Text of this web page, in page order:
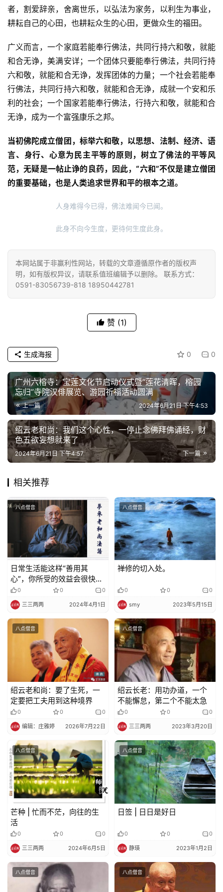
提
题
公
益
慈
善
佛
教
人
物
视
频
教
术
政
策
法
规
责
明
登录 注册
者，割爱辞亲，舍离世乐，以弘法为家务，以利生为事业，
耕耘自己的心田，也耕耘众生的心田，更做众生的福田。
广义而言，一个家庭若能奉行佛法，共同行持六和敬，就能
和合无诤，美满安详；一个团体只要能奉行佛法，共同行持
六和敬，就能和合无诤，发挥团体的力量；一个社会若能奉
行佛法，共同行持六和敬，就能和合无诤，成就一个安和乐
利的社会；一个国家若能奉行佛法，行持六和敬，就能和合
无诤，成为一个富强康乐之邦。
当初佛陀成立僧团，标举六和敬，以思想、法制、经济、语
言、身行、心意为民主平等的原则，树立了佛法的平等风
范，无疑是一帖止诤的良药，因此，“六和”不仅是建立僧团
的重要基础，也是人类追求世界和平的根本之道。
人身难得今已得，佛法难闻今已闻。
此身不向今生度，更待何生度此身。
本网站属于非赢利性网站，转载的文章遵循原作者的版权声
明，如有版权异议，请联系值班编辑予以删除。 联系方式：
0591-83056739-818 18950442781
赞 (1)
0 0
生成海报
广州六榕寺：宝莲文化节启动仪式暨“莲花清晖，榕园
忘归”寺院汉俳展览、游园祈福活动圆满
上一篇 2024年6月21日 下午4:53
绍云老和尚：我们这个心性，一停止念佛拜佛诵经，财
色五欲妄想就来了
下一篇
2024年6月21日 下午4:57
相关推荐
八点僧音
日常生活能这样“善用其
心”，你所受的效益会很快的
（梦参老和尚）
0 0 0
三三两两 2024年4月1日
八点僧音
禅修的切入处。
0 0 0
smy 2023年5月15日
八点僧音
绍云老和尚：要了生死，一
定要把工夫用到这种境界
0 0 0
编辑：庄雅婷 2026年7月22日
八点僧音
绍云长老：用功办道，一个
不能懈怠，第二个不能太急
0 0 0
三三两两 2023年3月20日
八点僧音
芒种 | 忙而不茫，向往的生
活
0 0 0
三三两两 2024年6月5日
八点僧音
日签 | 日日是好日
0 0 0
静瑛 2023年1月2日
八点僧音 八点僧音